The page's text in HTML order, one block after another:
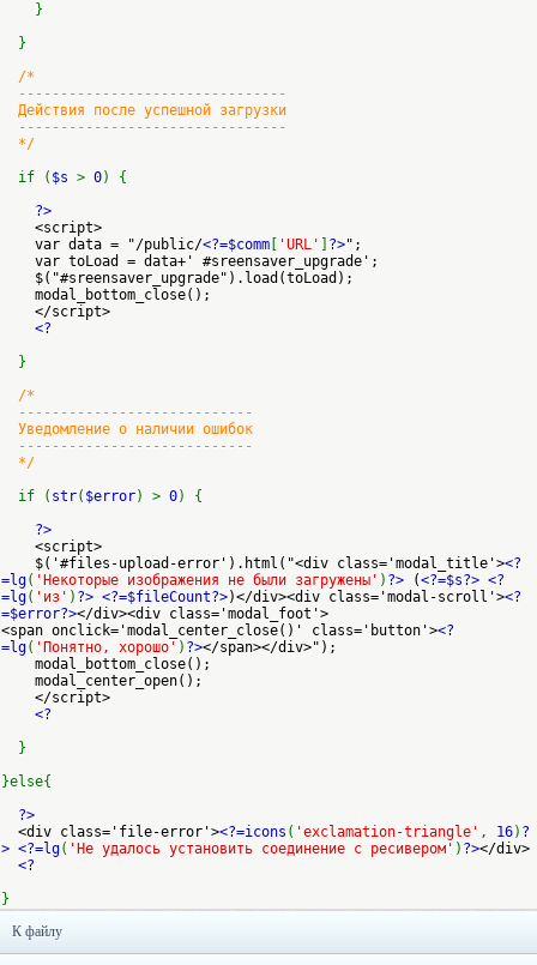
}
}
/*
--------------------------------
Действия после успешной загрузки
--------------------------------
*/
if ( $s > 0) {
?>
<script>
var data = "/public/<?=$comm 'URL' ?>";
var toLoad = data+' #sreensaver_upgrade';
$("#sreensaver_upgrade").load(toLoad);
modal_bottom_close();
</script>
<?
}
/*
----------------------------
Уведомление о наличии ошибок
----------------------------
*/
if ( str( $error) > 0) {
?>
<script>
$('#files-upload-error').html("<div class='modal_title'><?
=lg( 'Некоторые изображения не были загружены' ) ?> (<?=$s?> <?
=lg( 'из' ) ?> <?=$fileCount?>)</div><div class='modal-scroll'><?
=$error?></div><div class='modal_foot'>
<span onclick='modal_center_close()' class='button'><?
=lg( 'Понятно, хорошо' ) ?></span></div>");
modal_bottom_close();
modal_center_open();
</script>
<?
}
}else{
?>
<div class='file-error'><?=icons ( 'exclamation-triangle' , 16) ?
> <?=lg( 'Не удалось установить соединение с ресивером' ) ?></div>
<?
}
К файлу